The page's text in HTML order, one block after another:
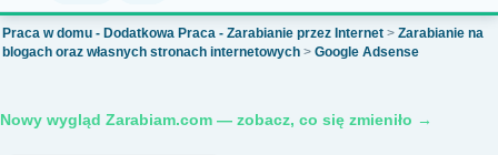
Praca w domu - Dodatkowa Praca - Zarabianie przez Internet > Zarabianie na
blogach oraz własnych stronach internetowych > Google Adsense
Nowy wygląd Zarabiam.com — zobacz, co się zmieniło →